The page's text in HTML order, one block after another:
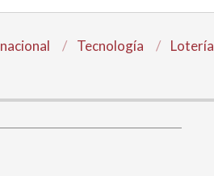
Tecnología Lotería